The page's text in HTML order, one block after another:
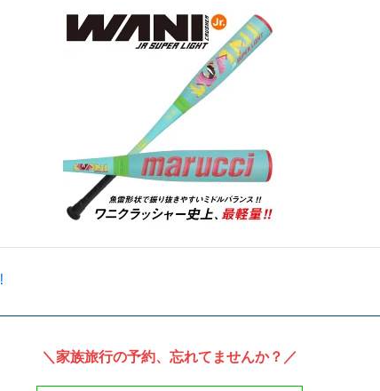
＼家族旅行の予約、忘れてませんか？／